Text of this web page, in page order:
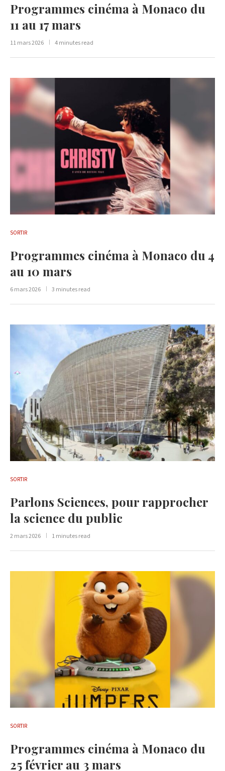
Programmes cinéma à Monaco du
11 au 17 mars
11 mars 2026 4 minutes read
SORTIR
Programmes cinéma à Monaco du 4
au 10 mars
6 mars 2026 3 minutes read
SORTIR
Parlons Sciences, pour rapprocher
la science du public
2 mars 2026 1 minutes read
SORTIR
Programmes cinéma à Monaco du
25 février au 3 mars